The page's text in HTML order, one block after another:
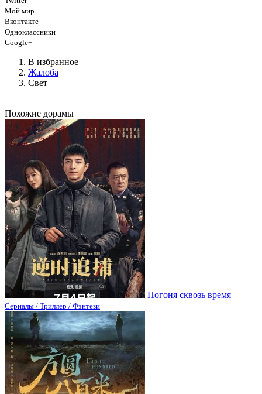
Мой мир
Вконтакте
Одноклассники
Google+
В избранное
Жалоба
Свет
Похожие дорамы
Погоня сквозь время
Сериалы / Триллер / Фэнтези